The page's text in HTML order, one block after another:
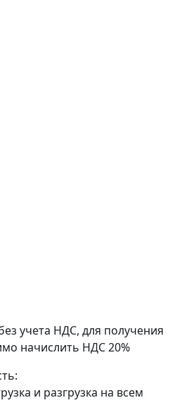
учета НДС, для получения
начислить НДС 20%
и разгрузка на всем